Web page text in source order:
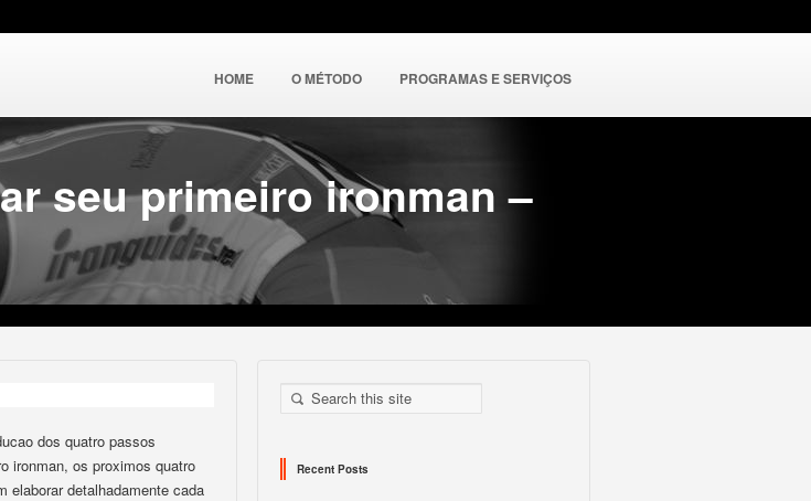
HOME O MÉTODO PROGRAMAS E SERVIÇOS
seu primeiro ironman –
dos quatro passos
ironman, os proximos quatro
elaborar detalhadamente cada
Recent Posts